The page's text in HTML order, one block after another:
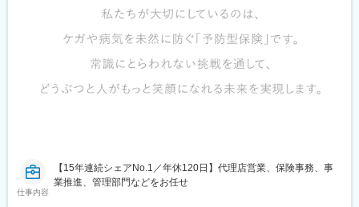
仕事内容
【15年連続シェアNo.1／年休120日】代理店営業、保険事務、事
業推進、管理部門などをお任せ